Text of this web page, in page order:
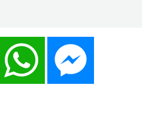
Twitter WhatsApp